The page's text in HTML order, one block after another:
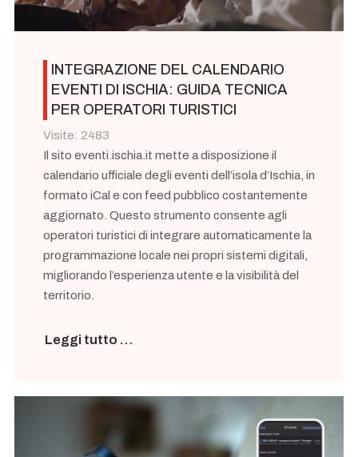
INTEGRAZIONE DEL CALENDARIO
EVENTI DI ISCHIA: GUIDA TECNICA
PER OPERATORI TURISTICI
Visite: 2483
Il sito eventi.ischia.it mette a disposizione il
calendario ufficiale degli eventi dell’isola d’Ischia, in
formato iCal e con feed pubblico costantemente
aggiornato. Questo strumento consente agli
operatori turistici di integrare automaticamente la
programmazione locale nei propri sistemi digitali,
migliorando l’esperienza utente e la visibilità del
territorio.
Leggi tutto …